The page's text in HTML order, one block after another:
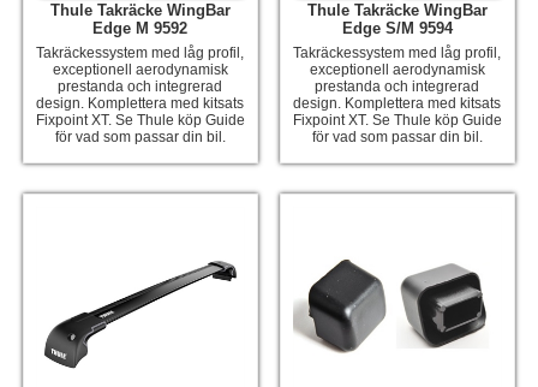
Thule Takräcke WingBar
Edge M 9592
Takräckessystem med låg profil,
exceptionell aerodynamisk
prestanda och integrerad
design. Komplettera med kitsats
Fixpoint XT. Se Thule köp Guide
för vad som passar din bil.
Thule Takräcke WingBar
Edge S/M 9594
Takräckessystem med låg profil,
exceptionell aerodynamisk
prestanda och integrerad
design. Komplettera med kitsats
Fixpoint XT. Se Thule köp Guide
för vad som passar din bil.